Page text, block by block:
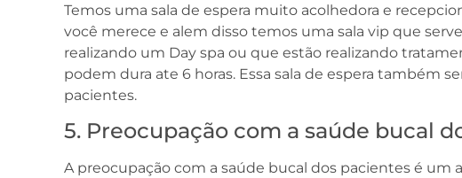
Temos uma sala de espera muito acolhedora e
você merece e alem disso temos uma sala vip que
realizando um Day spa ou que estão realizando
podem dura ate 6 horas. Essa sala de espera também
pacientes.
5. Preocupação com a saúde bucal
A preocupação com a saúde bucal dos pacientes é um